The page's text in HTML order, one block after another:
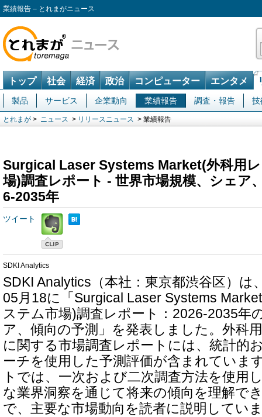
業績報告 – とれまがニュース
トップ 社会 経済 政治 コンピューター エンタメ
製品 サービス 企業動向 業績報告 調査・報告 技
とれまが > ニュース > リリースニュース > 業績報告
Surgical Laser Systems Market(外科用
場)調査レポート - 世界市場規模、シェア
6-2035年
ツイート
SDKI Analytics
SDKI Analytics（本社：東京都渋谷区）は
05月18に「Surgical Laser Systems
ステム市場)調査レポート：2026-2035年
ア、傾向の予測」を発表しました。外科
に関する市場調査レポートには、統計的
ーチを使用した予測評価が含まれていま
トでは、一次および二次調査方法を使用
な業界洞察を通じて将来の傾向を理解で
で、主要な市場動向を読者に説明してい